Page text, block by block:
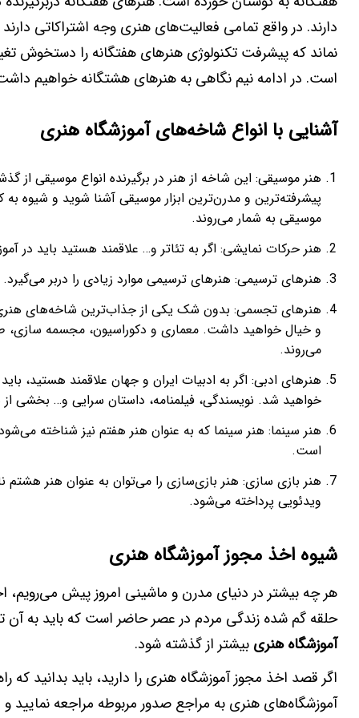
دارند. در واقع تمامی فعالیت‌های هنری وجه اشتراکاتی
نماند که پیشرفت تکنولوژی هنرهای هفتگانه را دستخوش
است. در ادامه نیم نگاهی به هنرهای هشتگانه خواهیم
آشنایی با انواع شاخه‌های آموزشگاه هنری
هنر موسیقی: این شاخه از هنر در برگیرنده انواع موسیقی از
پیشرفته‌ترین و مدرن‌ترین ابزار موسیقی آشنا شوید و شیوه
موسیقی به شمار می‌روند.
هنر حرکات نمایشی: اگر به تئاتر و… علاقمند هستید باید
هنرهای ترسیمی: هنرهای ترسیمی موارد زیادی را دربر
هنرهای تجسمی: بدون شک یکی از جذاب‌ترین شاخه‌های هنری
و خیال خواهید داشت. معماری و دکوراسیون، مجسمه
می‌روند.
هنرهای ادبی: اگر به ادبیات ایران و جهان علاقمند هستید،
خواهید شد. نویسندگی، فیلمنامه، داستان سرایی و… بخشی
هنر سینما: هنر سینما که به عنوان هنر هفتم نیز شناخته
است.
هنر بازی سازی: هنر بازی‌سازی را می‌توان به عنوان هنر هشتم
ویدئویی پرداخته می‌شود.
شیوه اخذ مجوز آموزشگاه هنری
هر چه بیشتر در دنیای مدرن و ماشینی امروز پیش
حلقه گم شده زندگی مردم در عصر حاضر است که باید به
آموزشگاه هنری بیشتر از گذشته شود.
اگر قصد اخذ مجوز آموزشگاه هنری را دارید، باید بدانید
آموزشگاه‌های هنری به مراجع صدور مربوطه مراجعه نمایید